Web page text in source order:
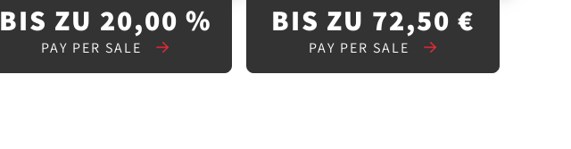
BIS ZU 20,00 %
PAY PER SALE
BIS ZU 72,50 €
PAY PER SALE